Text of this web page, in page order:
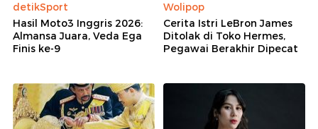
detikSport
Hasil Moto3 Inggris 2026:
Almansa Juara, Veda Ega
Finis ke-9
Wolipop
Cerita Istri LeBron James
Ditolak di Toko Hermes,
Pegawai Berakhir Dipecat